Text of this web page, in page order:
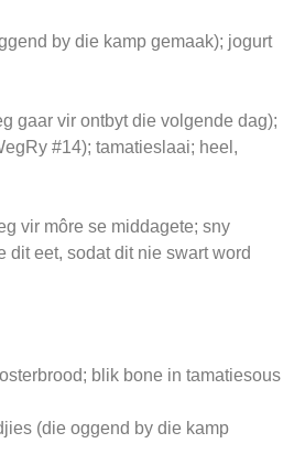
by die kamp gemaak); jogurt
gaar vir ontbyt die volgende dag);
#14); tamatieslaai; heel,
vir môre se middagete; sny
dit eet, sodat dit nie swart word
blik bone in tamatiesous
(die oggend by die kamp